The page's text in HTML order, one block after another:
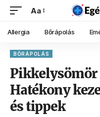
Aa
Allergia Bőrápolás
BŐRÁPOLÁS
Pikkelysömör
Hatékony
és tippek